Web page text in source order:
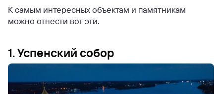
К самым интересных объектам и памятникам
можно отнести вот эти.
1. Успенский собор